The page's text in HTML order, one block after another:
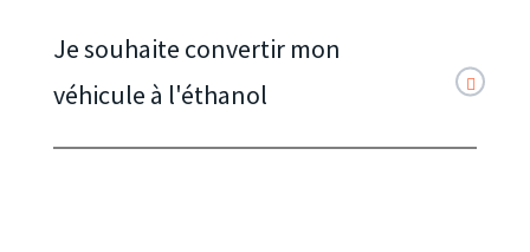
Je souhaite convertir mon
véhicule à l'éthanol